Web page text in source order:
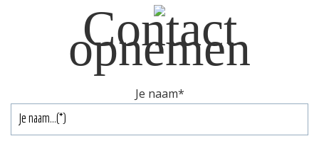
Contact
opnemen
Je naam*